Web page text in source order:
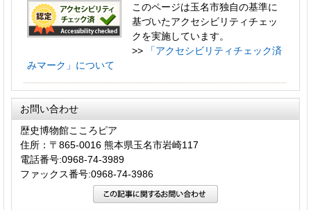
このページは玉名市独自の基準に
基づいたアクセシビリティチェッ
クを実施しています。
>>
「アクセシビリティチェック済
みマーク」について
お問い合わせ
歴史博物館こころピア
住所：〒865-0016 熊本県玉名市岩崎117
電話番号:0968-74-3989
ファックス番号:0968-74-3986